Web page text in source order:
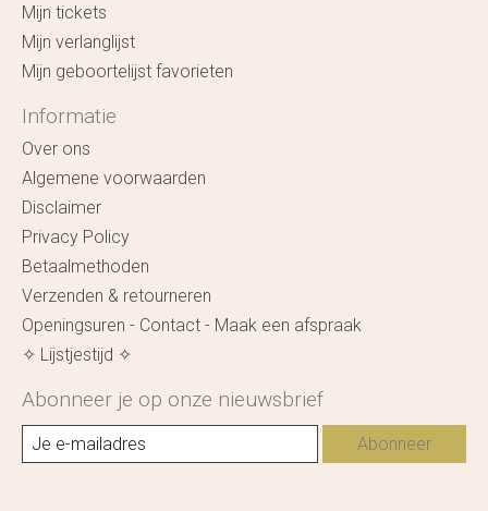
Mijn tickets
Mijn verlanglijst
Mijn geboortelijst favorieten
Informatie
Over ons
Algemene voorwaarden
Disclaimer
Privacy Policy
Betaalmethoden
Verzenden & retourneren
Openingsuren - Contact - Maak een afspraak
✧ Lijstjestijd ✧
Abonneer je op onze nieuwsbrief
Abonneer